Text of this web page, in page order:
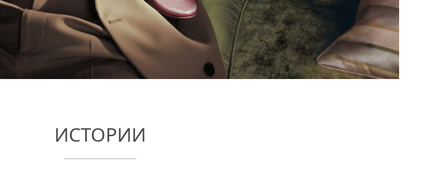
ИСТОРИИ